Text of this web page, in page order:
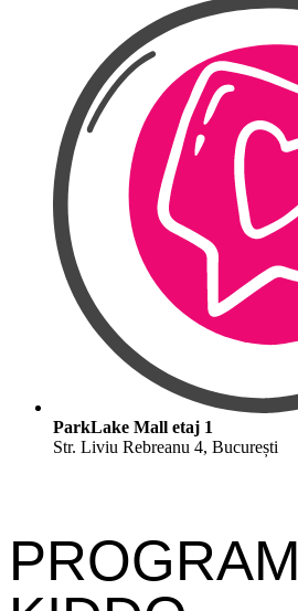
ParkLake Mall etaj 1
Str. Liviu Rebreanu 4, București
PROGRAM